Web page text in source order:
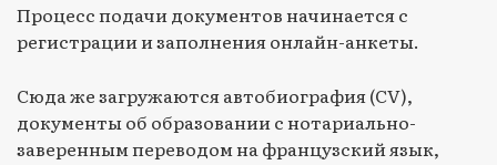
Процесс подачи документов начинается с
регистрации и заполнения онлайн-анкеты.
Сюда же загружаются автобиография (СV),
документы об образовании с нотариально-
заверенным переводом на французский язык,